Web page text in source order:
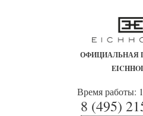
ОФИЦИАЛЬНАЯ
Время работы:
8 (495)